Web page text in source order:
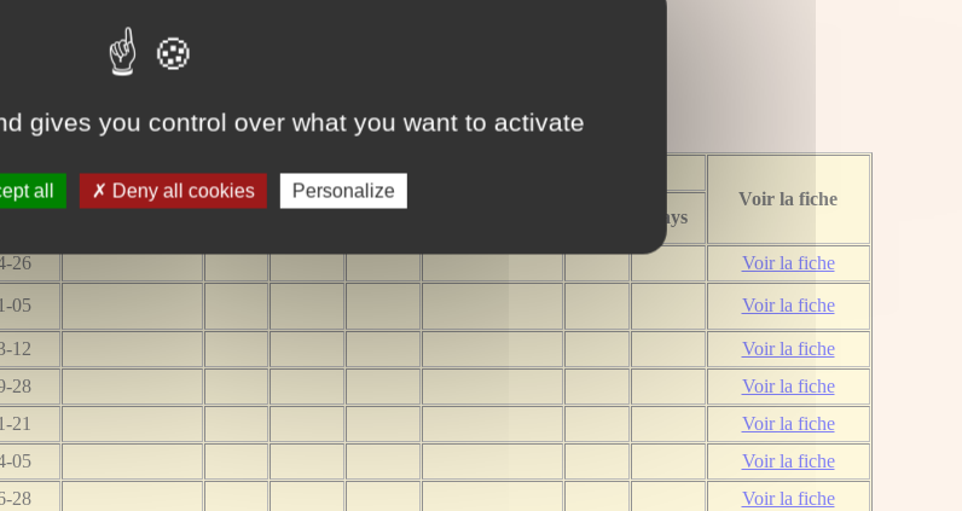
49 personne(s) correspondant à votre recherche
Page 1 / 2
Naissance
Voir la fiche
Pays
26 Voir la fiche
05 Voir la fiche
12
Voir la fiche
28
Voir la fiche
21
Voir la fiche
05
Voir la fiche
28
Voir la fiche
gives you control over what you want to activate
all Deny all cookies Personalize